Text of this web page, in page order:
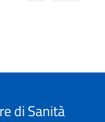
di Sanità